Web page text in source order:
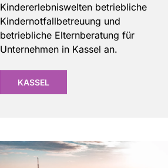
Kindererlebniswelten betriebliche
Kindernotfallbetreuung und
betriebliche Elternberatung für
Unternehmen in Kassel an.
KASSEL